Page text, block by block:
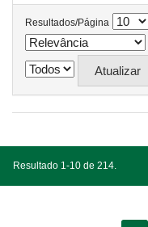
Resultados/Página
Resultado 1-10 de 214.